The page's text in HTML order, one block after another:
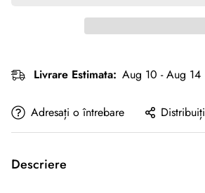
Livrare Estimata: Aug 10 - Aug 14
Adresați o întrebare Distribuiți
Descriere